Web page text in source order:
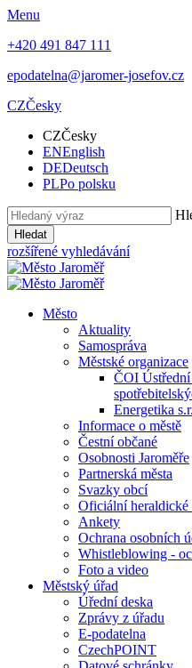
Menu
+420 491 847 111
epodatelna@jaromer-josefov.cz
CZČesky
CZČesky
ENEnglish
DEDeutsch
PLPo polsku
Hledat
rozšířené vyhledávání
Město
Aktuality
Samospráva
Městské organizace
ČOI Ústřední
Energetika
Informace o městě
Čestní občané
Osobnosti Jaroměře
Partnerská města
Svazky obcí
Oficiální heraldické
Ankety
Ochrana osobních
Whistleblowing -
Foto a video
Městský úřad
Úřední deska
Zprávy z úřadu
E-podatelna
CzechPOINT